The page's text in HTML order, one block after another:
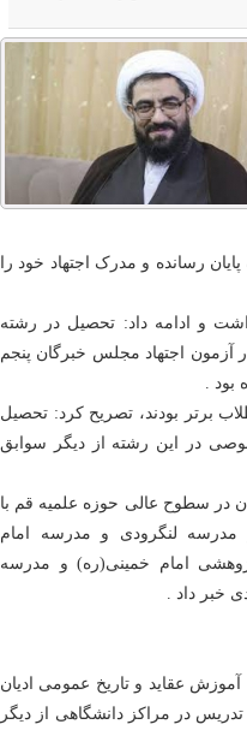
و در همانجا توانست سطوح ۳ و ۴ را نیز به پایان رسانده و مدرک اجتهاد خود را
و ادامه داد: تحصیل در رشته
با اتمام سطح ۴ حوزه، قبولی در آزمون اجتهاد مجلس خبرگان پنجم
برتر بودند، تصریح کرد: تحصیل
با اتمام سطح ۳ و حقوق خصوصی در این رشته از دیگر سوابق
در استان در سطوح عالی حوزه علمیه قم با
مدرسه لنگرودی و مدرسه امام
امام خمینی(ره) و مدرسه
خبر داد .
عقاید و تاریخ عمومی ادیان
در مراکز دانشگاهی از دیگر